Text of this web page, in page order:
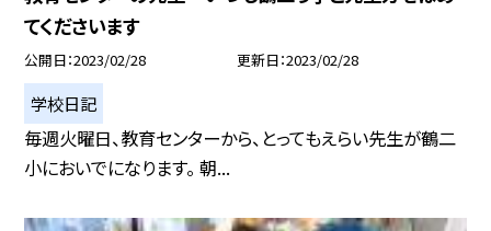
てくださいます
公開日 2023/02/28 更新日 2023/02/28
学校日記
毎週火曜日、教育センターから、とってもえらい先生が鶴二
小においでになります。 朝...